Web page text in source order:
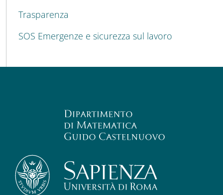
Trasparenza
SOS Emergenze e sicurezza sul lavoro